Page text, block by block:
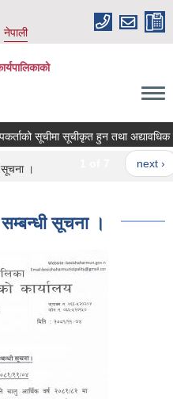
नेपाली
सूचीमा सूचीकृत हुन तथा अद्यावधिक
next ›
सूचना ।
सम्बन्धी सूचना ।